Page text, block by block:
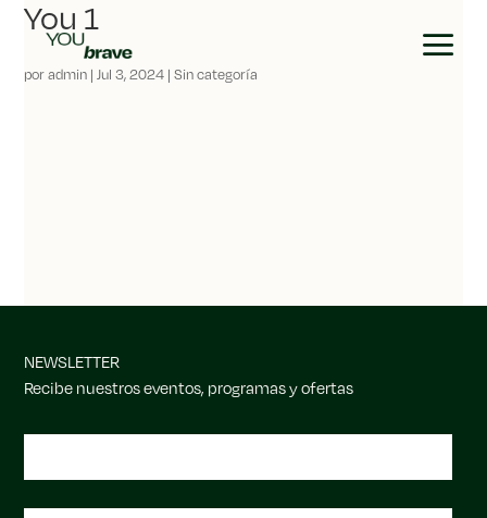
a
You 1
poradmin | Jul 3, 2024 | Sin categoría
NEWSLETTER
Recibe nuestros eventos, programas y ofertas